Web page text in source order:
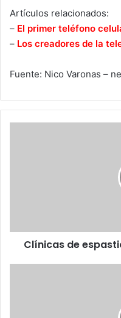
Artículos relacionados:
– El primer teléfono
– Los creadores de la
Fuente: Nico Varonas –
Clínicas de